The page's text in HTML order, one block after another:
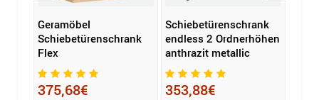
Geramöbel
Schiebetürenschrank
Flex
375,68€
Schiebetürenschrank
endless 2 Ordnerhöhen
anthrazit metallic
353,88€